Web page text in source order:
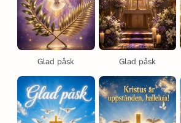
Glad påsk Glad påsk